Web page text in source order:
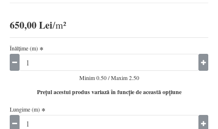
650,00 Lei
Înălţime (m)
Minim 0.50 / Maxim 2.50
Preţul acestui produs variază în funcţie de această opţiune
Lungime (m)